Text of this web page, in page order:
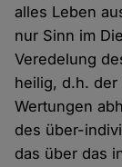
alles Leben
nur Sinn im
Veredelung
heilig, d.h. der
Wertungen
des über-
das über das